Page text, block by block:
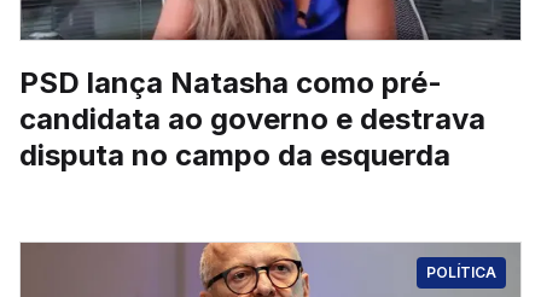
PSD lança Natasha como pré-
candidata ao governo e destrava
disputa no campo da esquerda
POLÍTICA